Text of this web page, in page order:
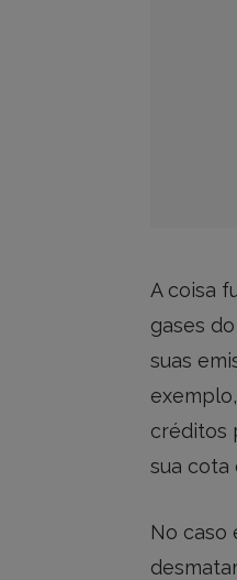
A coisa
gases
suas
créditos
sua cota
No caso